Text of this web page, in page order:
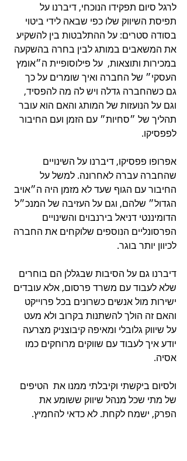
לרגל סיום תפקידו הנוכחי, דיברנו על
תפיסת השיווק שלו כפי שבאה לידי ביטוי
בסודה סטרים: על ההתלבטות בין להשקיע
את המשאבים במותג לבין בחרה בהשקעה
במכירות ותוצאות,  על פילוסופיית ה״אומץ
העסקי״ של החברה ואיך שומרים על כך
גם כשהחברה גדלה ויש לה מה להפסיד,
וגם על הנועזות של המותג והאם הוא עובר
תהליך של ״סחיות״ עם הזמן ועם החיבור
לפפסיקו.
אפרופו פפסיקו, דיברנו על השינויים
שהחברה עברה לאחרונה. למשל על
החיבור עם הגוף שעד לא מזמן היה ה״אויב
הגדול״ שלהם, וגם על העזיבה של המנכ״ל
הדומיננטי דניאל בירנבוים והשינויים
הפרסונליים הנוספים שלוקחים את החברה
לכיוון יותר בוגר.
דיברנו גם על הסיבות שבגללן הם בוחרים
שלא לעבוד עם משרד פרסום, אלא עובדים
ישירות מול אנשים כשרונים בכל פרוייקט
והאם זה הולך להשתנות בקרוב ולא מעט
על שיווק גלובלי ומאיפה קיבוצניק מצרעה
יודע איך לעבוד עם שווקים מרוחקים כמו
אסיה.
ולסיום ביקשתי וקיבלתי ממנו את  הטיפים
של מתי שכל מנהל שיווק ששומע את
הפרק, ישמח לקחת. לא כדאי להחמיץ.